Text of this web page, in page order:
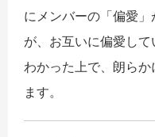
にメンバーの「偏愛
が、お互いに偏愛し
わかった上で、朗ら
ます。